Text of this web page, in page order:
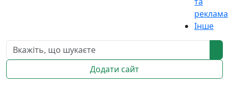
реклама
Інше
Додати сайт